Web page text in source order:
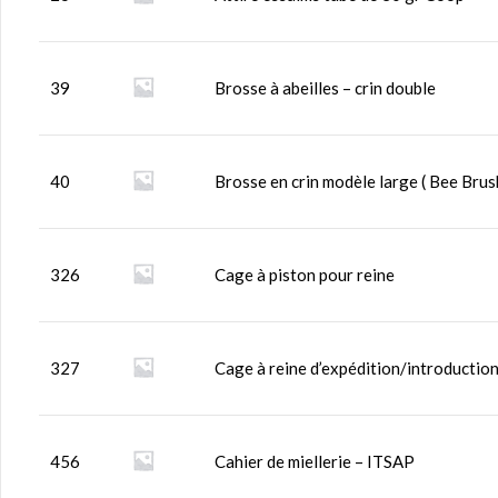
39 Brosse à abeilles – crin double
40 Brosse en crin modèle large ( Bee
326 Cage à piston pour reine
327 Cage à reine d’expédition/introduction
456 Cahier de miellerie – ITSAP